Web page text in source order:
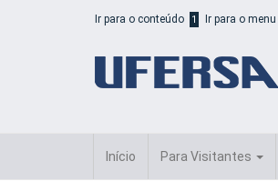
Ir para o conteúdo 1 Ir para o menu
Início Para Visitantes